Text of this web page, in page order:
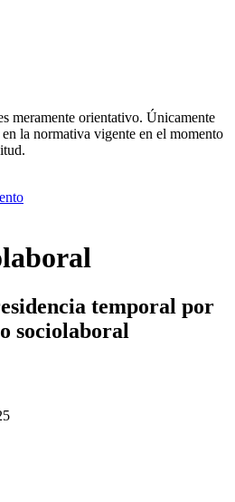
meramente orientativo. Únicamente
la normativa vigente en el momento
temporal por
sociolaboral